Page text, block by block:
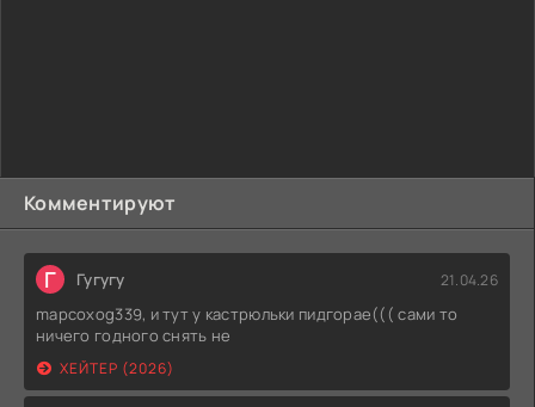
Комментируют
Г Гугугу 21.04.26
mapcoxog339, и тут у кастрюльки пидгорае((( сами то
ничего годного снять не
ХЕЙТЕР (2026)